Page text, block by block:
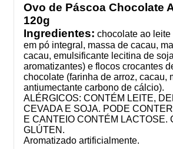
Ovo de Páscoa Chocolate
120g
Ingredientes: chocolate ao leite
em pó integral, massa de cacau,
cacau, emulsificante lecitina de
aromatizantes) e flocos crocantes
chocolate (farinha de arroz, cacau,
antiumectante carbono de cálcio).
ALÉRGICOS: CONTÉM LEITE,
CEVADA E SOJA. PODE
E CANTEIO CONTÉM LACTOSE.
GLÚTEN.
Aromatizado artificialmente.